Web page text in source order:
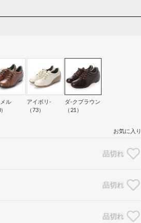
ル
アイボリ-
（73）
ダ-クブラウン
（21）
お気に入り
品切れ
品切れ
品切れ